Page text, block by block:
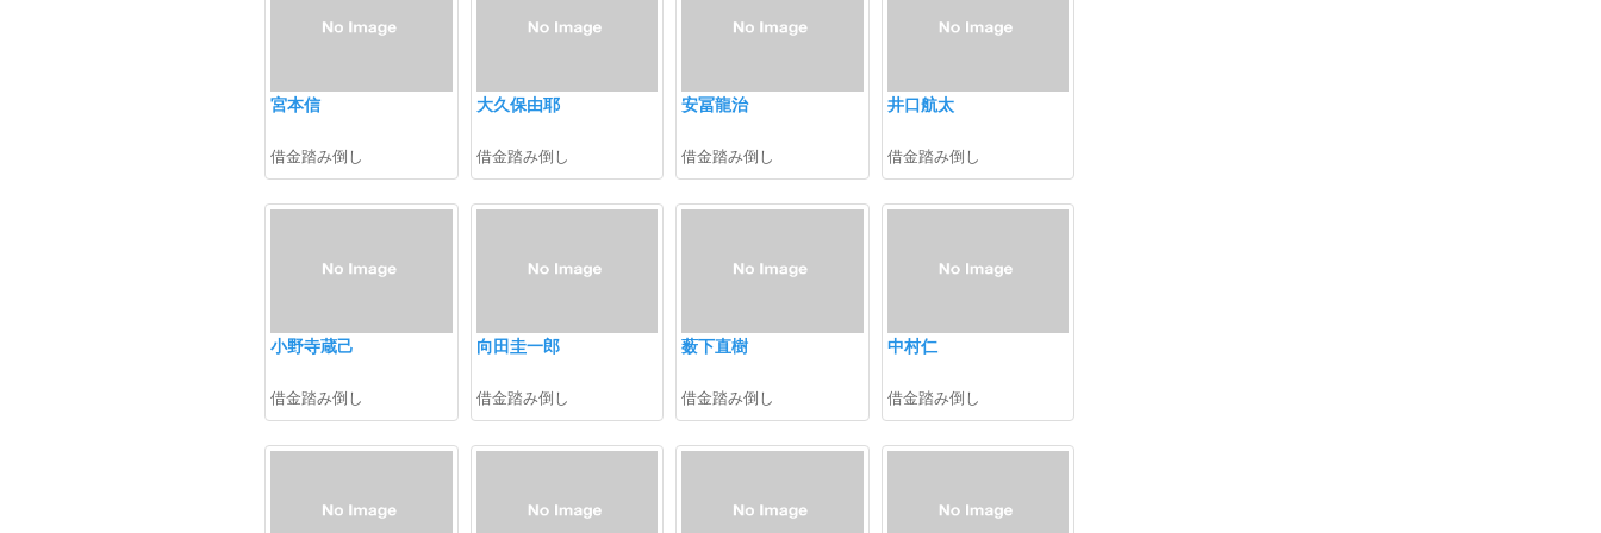
宮本信
借金踏み倒し
大久保由耶
借金踏み倒し
安冨龍治
借金踏み倒し
井口航太
借金踏み倒し
小野寺蔵己
借金踏み倒し
向田圭一郎
借金踏み倒し
薮下直樹
借金踏み倒し
中村仁
借金踏み倒し